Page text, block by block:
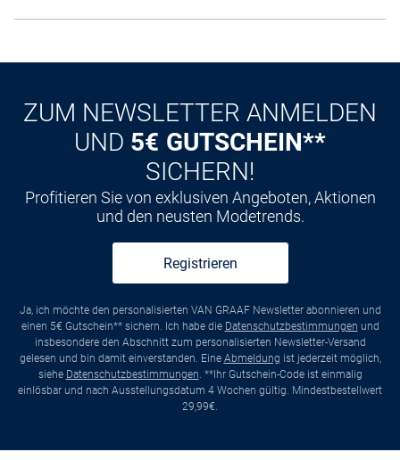
ZUM NEWSLETTER ANMELDEN
UND 5€ GUTSCHEIN**
SICHERN!
Profitieren Sie von exklusiven Angeboten, Aktionen
und den neusten Modetrends.
Registrieren
Ja, ich möchte den personalisierten VAN GRAAF Newsletter abonnieren und
einen 5€ Gutschein** sichern. Ich habe die Datenschutzbestimmungen und
insbesondere den Abschnitt zum personalisierten Newsletter-Versand
gelesen und bin damit einverstanden. Eine Abmeldung ist jederzeit möglich,
siehe Datenschutzbestimmungen. **Ihr Gutschein-Code ist einmalig
einlösbar und nach Ausstellungsdatum 4 Wochen gültig. Mindestbestellwert
29,99€.